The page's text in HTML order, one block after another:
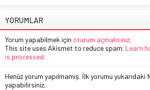
YORUMLAR
Yorum yapabilmek için oturum açmalısınız.
This site uses Akismet to reduce spam. Learn
is processed.
Henüz yorum yapılmamış. İlk yorumu yukarıdaki
yapabilirsiniz.